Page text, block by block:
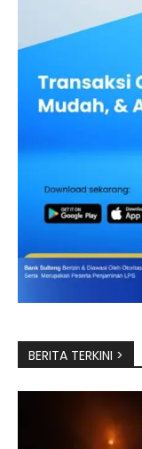
BERITA TERKINI >